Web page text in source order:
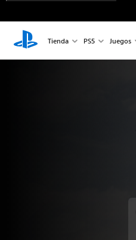
Tienda PS5 Juegos